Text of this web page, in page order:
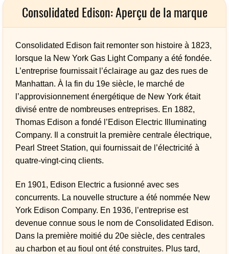
Consolidated Edison: Aperçu de la marque
Consolidated Edison fait remonter son histoire à 1823,
lorsque la New York Gas Light Company a été fondée.
L’entreprise fournissait l’éclairage au gaz des rues de
Manhattan. À la fin du 19e siècle, le marché de
l’approvisionnement énergétique de New York était
divisé entre de nombreuses entreprises. En 1882,
Thomas Edison a fondé l’Edison Electric Illuminating
Company. Il a construit la première centrale électrique,
Pearl Street Station, qui fournissait de l’électricité à
quatre-vingt-cinq clients.
En 1901, Edison Electric a fusionné avec ses
concurrents. La nouvelle structure a été nommée New
York Edison Company. En 1936, l’entreprise est
devenue connue sous le nom de Consolidated Edison.
Dans la première moitié du 20e siècle, des centrales
au charbon et au fioul ont été construites. Plus tard,